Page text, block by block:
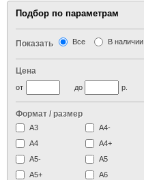
Подбор по параметрам
Показать Все В наличии
Цена
до
от р.
Формат / размер
А3
А4-
А4
A4+
А5-
А5
A5+
А6